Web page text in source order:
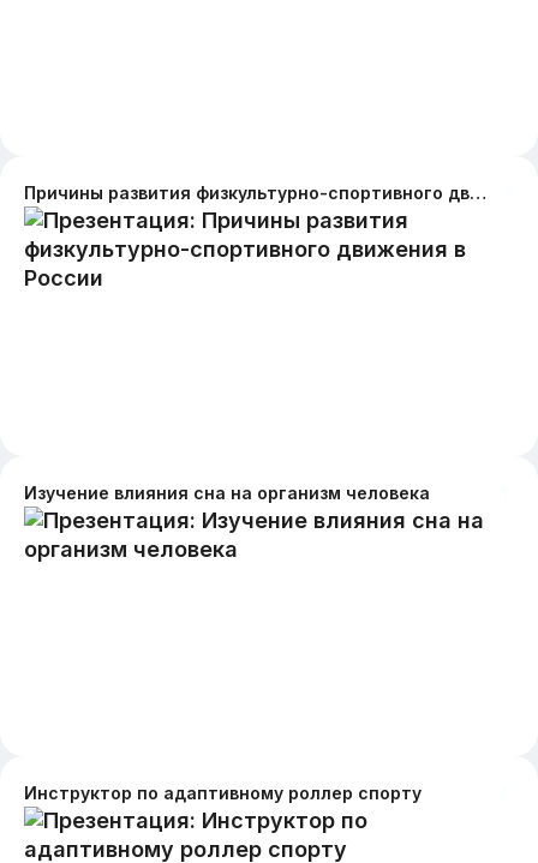
Причины развития физкультурно-спортивного движения в России
Изучение влияния сна на организм человека
Инструктор по адаптивному роллер спорту